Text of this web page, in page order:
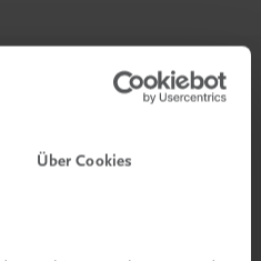
Über Cookies